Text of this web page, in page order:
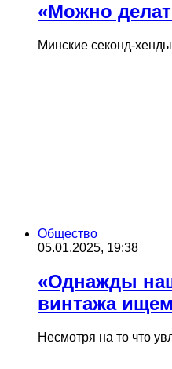
«Можно
Минские секонд-
Общество
05.01.2025, 19:38
«Однажды
винтажа
Несмотря на то что